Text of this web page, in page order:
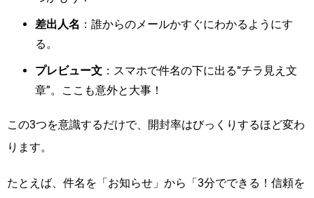
差出人名 ：誰からのメールかすぐにわかるようにす
る。
プレビュー文 ：スマホで件名の下に出る“チラ見え文
章”。ここも意外と大事！
この3つを意識するだけで、開封率はびっくりするほど変わ
ります。
たとえば、件名を「お知らせ」から「3分でできる！信頼を